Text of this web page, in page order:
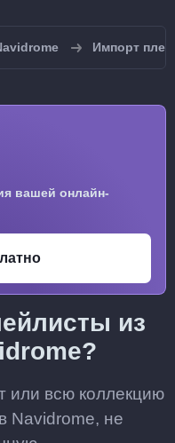
Импорт
вашей онлайн-
из
или всю коллекцию
Navidrome, не